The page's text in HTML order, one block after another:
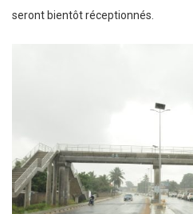
seront bientôt réceptionnés.